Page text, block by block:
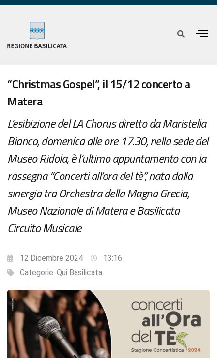
“Christmas Gospel”, il 15/12 concerto a
Matera
L’esibizione del LA Chorus diretto da Maristella
Bianco, domenica alle ore 17.30, nella sede del
Museo Ridola, è l’ultimo appuntamento con la
rassegna “Concerti all’ora del tè”, nata dalla
sinergia tra Orchestra della Magna Grecia,
Museo Nazionale di Matera e Basilicata
Circuito Musicale
12 Dicembre 2024
13:16
Categorie: Qui Basilicata